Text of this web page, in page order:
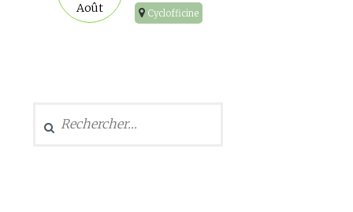
Août
Cyclofficine